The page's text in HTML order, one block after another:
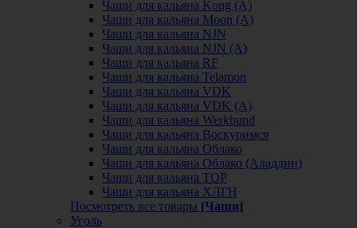
Чаши для кальяна Kong (A)
Чаши для кальяна Moon (А)
Чаши для кальяна NJN
Чаши для кальяна NJN (А)
Чаши для кальяна RF
Чаши для кальяна Telamon
Чаши для кальяна VDK
Чаши для кальяна VDK (А)
Чаши для кальяна Werkbund
Чаши для кальяна Воскуримся
Чаши для кальяна Облако
Чаши для кальяна Облако (Аладдин)
Чаши для кальяна ТОР
Чаши для кальяна ХЛГН
Посмотреть все товары [Чаши]
Уголь